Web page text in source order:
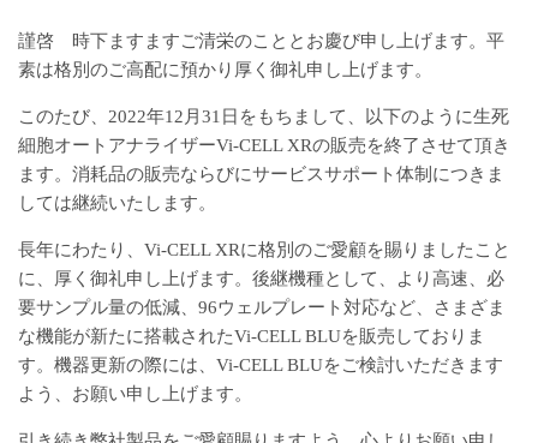
謹啓 時下ますますご清栄のこととお慶び申し上げます。平
素は格別のご高配に預かり厚く御礼申し上げます。
このたび、2022年12月31日をもちまして、以下のように生死
細胞オートアナライザーVi-CELL XRの販売を終了させて頂き
ます。消耗品の販売ならびにサービスサポート体制につきま
しては継続いたします。
長年にわたり、Vi-CELL XRに格別のご愛顧を賜りましたこと
に、厚く御礼申し上げます。後継機種として、より高速、必
要サンプル量の低減、96ウェルプレート対応など、さまざま
な機能が新たに搭載されたVi-CELL BLUを販売しておりま
す。機器更新の際には、Vi-CELL BLUをご検討いただきます
よう、お願い申し上げます。